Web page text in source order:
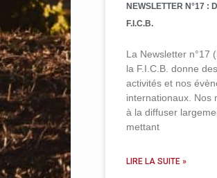
NEWSLETTER N°17 :
F.I.C.B.
La Newsletter n°17
la F.I.C.B. donne
activités et nos
internationaux. Nos
à la diffuser
mettant
LIRE LA SUITE »